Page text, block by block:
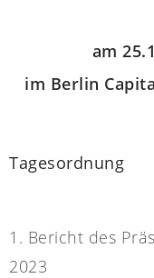
am
im Berlin
Tagesordnung
1. Bericht des
2023